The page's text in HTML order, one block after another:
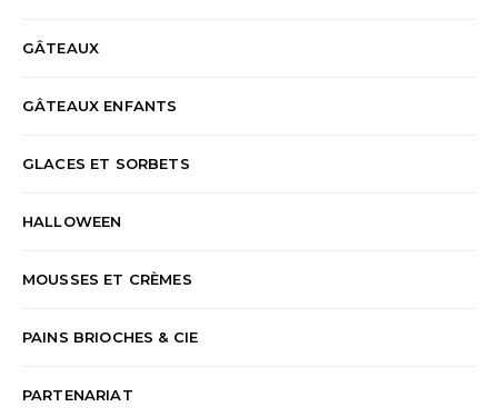
GÂTEAUX
GÂTEAUX ENFANTS
GLACES ET SORBETS
HALLOWEEN
MOUSSES ET CRÈMES
PAINS BRIOCHES & CIE
PARTENARIAT